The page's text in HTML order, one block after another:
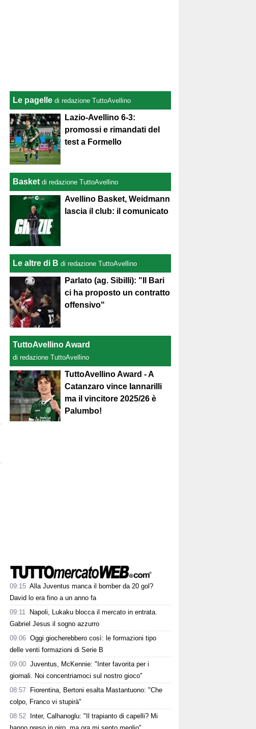
Le pagelle di redazione TuttoAvellino
Lazio-Avellino 6-3:
promossi e rimandati del
test a Formello
Basket di redazione TuttoAvellino
Avellino Basket, Weidmann
lascia il club: il comunicato
Le altre di B di redazione TuttoAvellino
Parlato (ag. Sibilli): "Il Bari
ci ha proposto un contratto
offensivo"
TuttoAvellino Award
di redazione TuttoAvellino
TuttoAvellino Award - A
Catanzaro vince Iannarilli
ma il vincitore 2025/26 è
Palumbo!
09:15 Alla Juventus manca il bomber da 20 gol?
David lo era fino a un anno fa
09:11
Napoli, Lukaku blocca il mercato in entrata.
Gabriel Jesus il sogno azzurro
09:06 Oggi giocherebbero così: le formazioni tipo
delle venti formazioni di Serie B
09:00 Juventus, McKennie: "Inter favorita per i
giornali. Noi concentriamoci sul nostro gioco"
08:57
Fiorentina, Bertoni esalta Mastantuono: "Che
colpo, Franco vi stupirà"
08:52
Inter, Calhanoglu: "Il trapianto di capelli? Mi